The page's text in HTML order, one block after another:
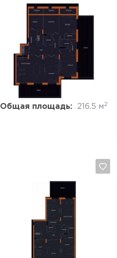
Общая площадь: 216.5 м2
Да, удалить Отмена
Да, удалить Отмена